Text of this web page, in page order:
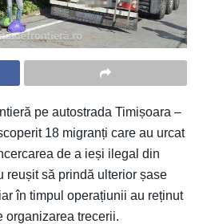
pe autostrada Timișoara –
18 migranți care au urcat
de a ieși ilegal din
reușit să prindă ulterior șase
în timpul operațiunii au reținut
organizarea trecerii.